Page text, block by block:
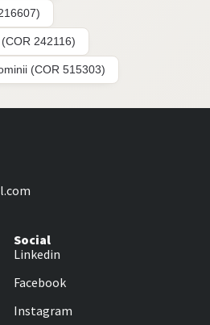
242116)
(COR 515303)
Social
Linkedin
Facebook
Instagram